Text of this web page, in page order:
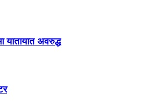
यातायात अवरुद्ध